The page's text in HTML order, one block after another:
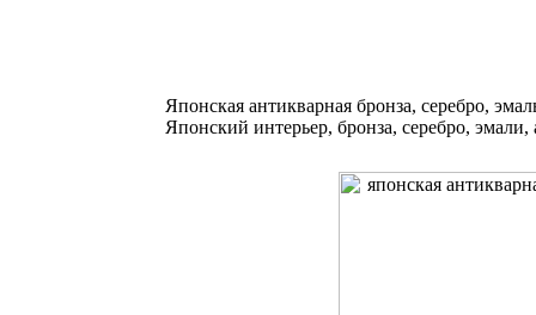
Японская антикварная бронза, серебро,
Японский интерьер, бронза, серебро,